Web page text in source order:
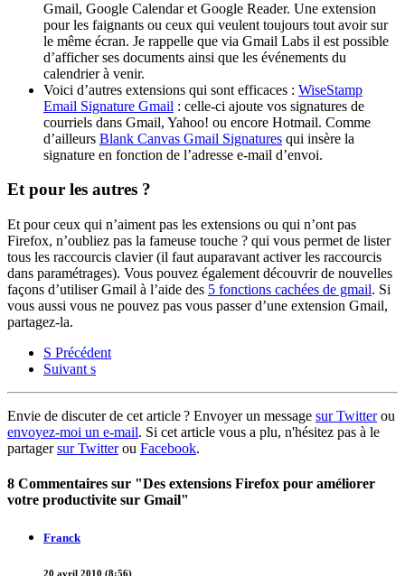
Gmail, Google Calendar et Google Reader. Une extension
pour les faignants ou ceux qui veulent toujours tout avoir sur
le même écran. Je rappelle que via Gmail Labs il est possible
d’afficher ses documents ainsi que les événements du
calendrier à venir.
Voici d’autres extensions qui sont efficaces : WiseStamp
Email Signature Gmail : celle-ci ajoute vos signatures de
courriels dans Gmail, Yahoo! ou encore Hotmail. Comme
d’ailleurs Blank Canvas Gmail Signatures qui insère la
signature en fonction de l’adresse e-mail d’envoi.
Et pour les autres ?
Et pour ceux qui n’aiment pas les extensions ou qui n’ont pas
Firefox, n’oubliez pas la fameuse touche ? qui vous permet de lister
tous les raccourcis clavier (il faut auparavant activer les raccourcis
dans paramétrages). Vous pouvez également découvrir de nouvelles
façons d’utiliser Gmail à l’aide des 5 fonctions cachées de gmail. Si
vous aussi vous ne pouvez pas vous passer d’une extension Gmail,
partagez-la.
S Précédent
Suivant s
Envie de discuter de cet article ? Envoyer un message sur Twitterou
envoyez-moi un e-mail. Si cet article vous a plu, n'hésitez pas à le
partagersur Twitterou Facebook.
8 Commentaires sur "Des extensions Firefox pour améliorer
votre productivite sur Gmail"
Franck
20 avril 2010 (8:56)